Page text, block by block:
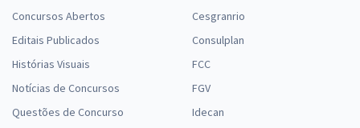
Concursos Abertos
Editais Publicados
Histórias Visuais
Notícias de Concursos
Questões de Concurso
Cesgranrio
Consulplan
FCC
FGV
Idecan